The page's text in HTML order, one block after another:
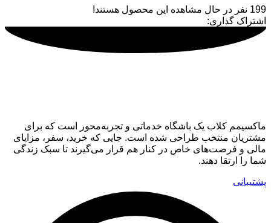
199 نفر در حال مشاهده این محصول هستند!
اشتراک گذاری:
ماکسیمم کلاب یک باشگاه خدماتی و تجربه‌محور است که برای
مشتریان منتخب طراحی شده است. جایی که خرید، سفر، مزایای
مالی و فرصت‌های خاص در کنار هم قرار می‌گیرند تا سبک زندگی
شما را ارتقا دهند.
پشتیبانی